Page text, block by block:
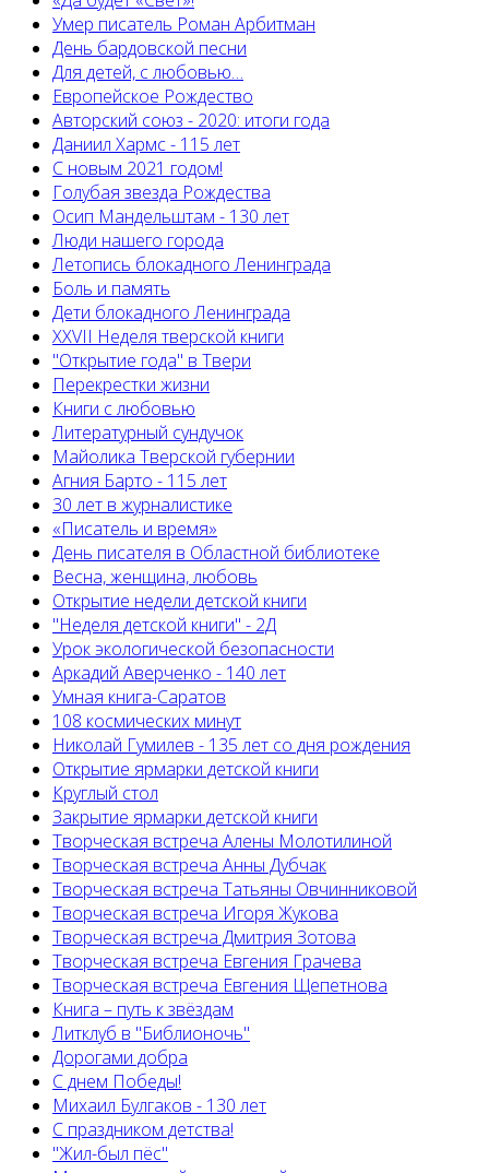
Умер писатель Роман Арбитман
День бардовской песни
Для детей, с любовью…
Европейскоe Рождество
Авторский союз - 2020: итоги года
Даниил Хармс - 115 лет
С новым 2021 годом!
Голубая звезда Рождества
Осип Мандельштам - 130 лет
Люди нашего города
Летопись блокадного Ленинграда
Боль и память
Дети блокадного Ленинграда
XXVII Неделя тверской книги
"Открытие года" в Твери
Перекрестки жизни
Книги с любовью
Литературный сундучок
Майолика Тверской губернии
Агния Барто - 115 лет
30 лет в журналистике
«Писатель и время»
День писателя в Областной библиотеке
Весна, женщина, любовь
Открытие недели детской книги
"Неделя детской книги" - 2Д
Урок экологической безопасности
Аркадий Аверченко - 140 лет
Умная книга-Саратов
108 космических минут
Николай Гумилев - 135 лет со дня рождения
Открытие ярмарки детской книги
Круглый стол
Закрытие ярмарки детской книги
Творческая встреча Алены Молотилиной
Творческая встреча Анны Дубчак
Творческая встреча Татьяны Овчинниковой
Творческая встреча Игоря Жукова
Творческая встреча Дмитрия Зотова
Творческая встреча Евгения Грачева
Творческая встреча Евгения Щепетнова
Книга – путь к звёздам
Литклуб в "Библионочь"
Дорогами добра
С днем Победы!
Михаил Булгаков - 130 лет
С праздником детства!
"Жил-был пёс"